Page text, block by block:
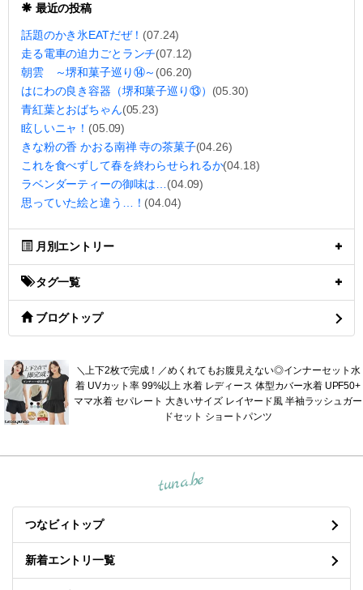
最近の投稿
話題のかき氷EATだぜ！ (07.24)
走る電車の迫力ごとランチ(07.12)
朝雲 ～堺和菓子巡り⑭～ (06.20)
はにわの良き容器（堺和菓子巡り⑬） (05.30)
青紅葉とおばちゃん(05.23)
眩しいニャ！ (05.09)
きな粉の香 かおる南禅 寺の茶菓子(04.26)
これを食べずして春を終わらせられるか(04.18)
ラベンダーティーの御味は… (04.09)
思っていた絵と違う…！ (04.04)
月別エントリー
タグ一覧
ブログトップ
＼上下2枚で完成！／めくれてもお腹見えない◎インナーセット水
着 UVカット率 99%以上 水着 レディース 体型カバー水着 UPF50+
ママ水着 セパレート 大きいサイズ レイヤード風 半袖ラッシュガー
ドセット ショートパンツ
tuna.be
つなビィトップ
新着エントリ一覧